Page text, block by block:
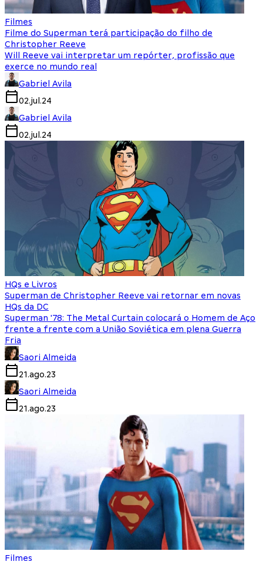
Filmes
Filme do Superman terá participação do filho de
Christopher Reeve
Will Reeve vai interpretar um repórter, profissão que
exerce no mundo real
Gabriel Avila
02.jul.24
Gabriel Avila
02.jul.24
HQs e Livros
Superman de Christopher Reeve vai retornar em novas
HQs da DC
Superman '78: The Metal Curtain colocará o Homem de Aço
frente a frente com a União Soviética em plena Guerra
Fria
Saori Almeida
21.ago.23
Saori Almeida
21.ago.23
Filmes